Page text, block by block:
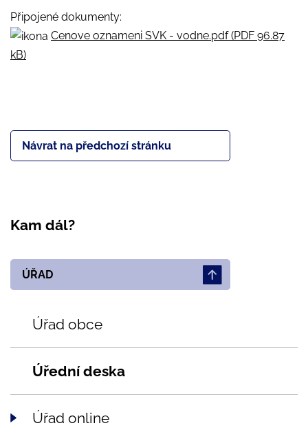
Připojené dokumenty:
Cenove oznameni SVK - vodne.pdf (PDF 96.87
kB)
Návrat na předchozí stránku
Kam dál?
ÚŘAD
Úřad obce
Úřední deska
Úřad online